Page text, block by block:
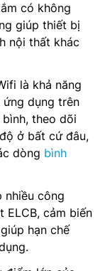
có không
giúp thiết bị
nội thất khác
là khả năng
dụng trên
theo dõi
ở bất cứ đâu,
dòng bình
nhiều công
ELCB, cảm biến
hạn chế